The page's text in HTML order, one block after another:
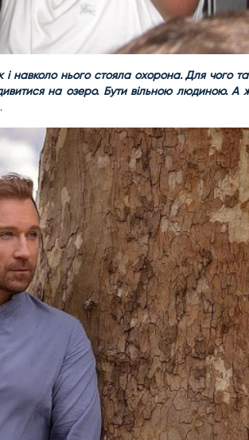
навколо нього стояла охорона. Для чого
на озеро. Бути вільною людиною.